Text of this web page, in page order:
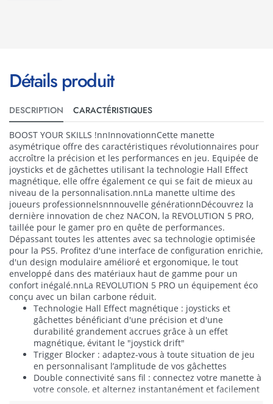
Détails produit
DESCRIPTION CARACTÉRISTIQUES
BOOST YOUR SKILLS !nnInnovationnCette manette
asymétrique offre des caractéristiques révolutionnaires pour
accroître la précision et les performances en jeu. Equipée de
joysticks et de gâchettes utilisant la technologie Hall Effect
magnétique, elle offre également ce qui se fait de mieux au
niveau de la personnalisation.nnLa manette ultime des
joueurs professionnelsnnnouvelle générationnDécouvrez la
dernière innovation de chez NACON, la REVOLUTION 5 PRO,
taillée pour le gamer pro en quête de performances.
Dépassant toutes les attentes avec sa technologie optimisée
pour la PS5. Profitez d'une interface de configuration enrichie,
d'un design modulaire amélioré et ergonomique, le tout
enveloppé dans des matériaux haut de gamme pour un
confort inégalé.nnLa REVOLUTION 5 PRO un équipement éco
conçu avec un bilan carbone réduit.
Technologie Hall Effect magnétique : joysticks et
gâchettes bénéficiant d'une précision et d'une
durabilité grandement accrues grâce à un effet
magnétique, évitant le "joystick drift"
Trigger Blocker : adaptez-vous à toute situation de jeu
en personnalisant l’amplitude de vos gâchettes
Double connectivité sans fil : connectez votre manette à
votre console, et alternez instantanément et facilement